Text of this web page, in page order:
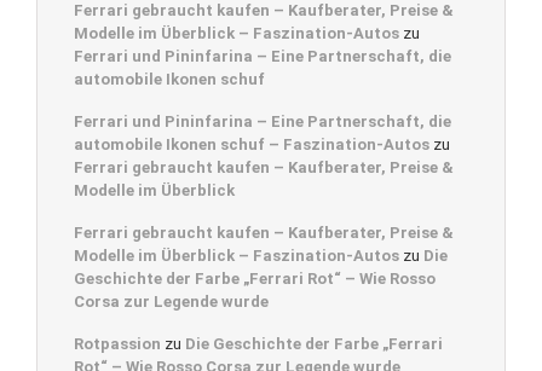
Ferrari gebraucht kaufen – Kaufberater, Preise &
Modelle im Überblick – Faszination-Autos zu
Ferrari und Pininfarina – Eine Partnerschaft, die
automobile Ikonen schuf
Ferrari und Pininfarina – Eine Partnerschaft, die
automobile Ikonen schuf – Faszination-Autos zu
Ferrari gebraucht kaufen – Kaufberater, Preise &
Modelle im Überblick
Ferrari gebraucht kaufen – Kaufberater, Preise &
Modelle im Überblick – Faszination-Autos zu Die
Geschichte der Farbe „Ferrari Rot“ – Wie Rosso
Corsa zur Legende wurde
Rotpassion zu Die Geschichte der Farbe „Ferrari
Rot“ – Wie Rosso Corsa zur Legende wurde